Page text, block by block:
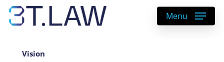
Skip
content
Menu
Vision